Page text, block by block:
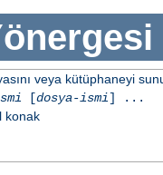
veya kütüphaneyi
[dosya-ismi] ...
konak